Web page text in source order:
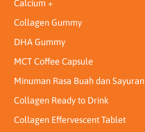
Calcium +
Collagen Gummy
DHA Gummy
MCT Coffee Capsule
Minuman Rasa Buah dan Sayuran
Collagen Ready to Drink
Collagen Effervescent Tablet